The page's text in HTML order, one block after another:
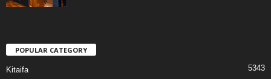
POPULAR CATEGORY
Kitaifa 5343